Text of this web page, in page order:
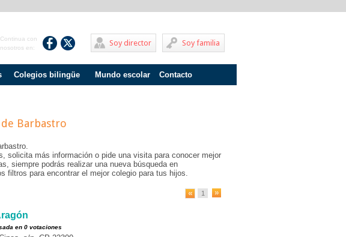
Soy familia
Soy director
Continua con
nosotros en:
Colegios bilingüe Mundo escolar
Fracaso escolar
Acoso escolar
Contacto
Barbastro
.
solicita más información o pide una visita para conocer mejor
siempre podrás realizar una nueva búsqueda en
filtros para encontrar el mejor colegio para tus hijos.
1
en 0 votaciones